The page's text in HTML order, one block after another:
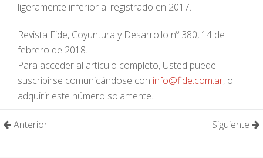
ligeramente inferior al registrado en 2017.
Revista Fide, Coyuntura y Desarrollo nº 380, 14 de
febrero de 2018.
Para acceder al artículo completo, Usted puede
suscribirse comunicándose con info@fide.com.ar, o
adquirir este número solamente.
Anterior Siguiente